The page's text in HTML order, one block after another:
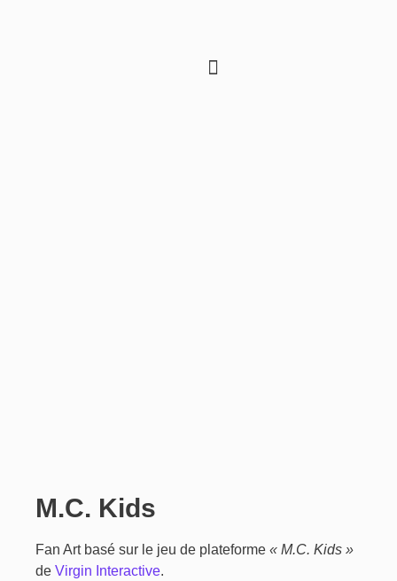
M.C. Kids
Fan Art basé sur le jeu de plateforme« M.C. Kids »
deVirgin Interactive.